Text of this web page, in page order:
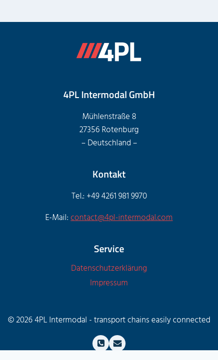
4PL Intermodal GmbH
Mühlenstraße 8
27356 Rotenburg
– Deutschland –
Kontakt
Tel.: +49 4261 981 9970
E-Mail:contact@4pl-intermodal.com
Service
Datenschutzerklärung
Impressum
© 2026 4PL Intermodal - transport chains easily connected